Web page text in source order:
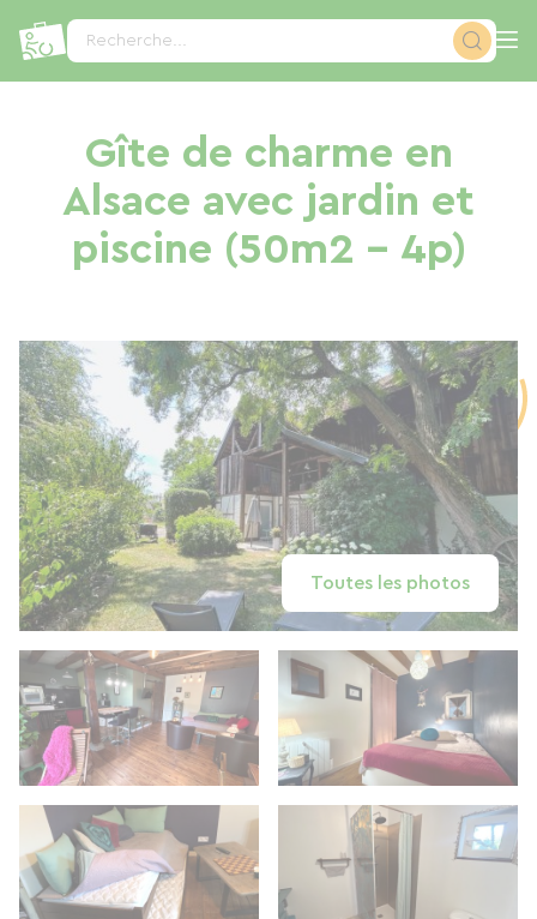
Recherche...
Gîte de charme en
Alsace avec jardin et
piscine (50m2 - 4p)
Toutes les photos
Panneau de gestion des cookies